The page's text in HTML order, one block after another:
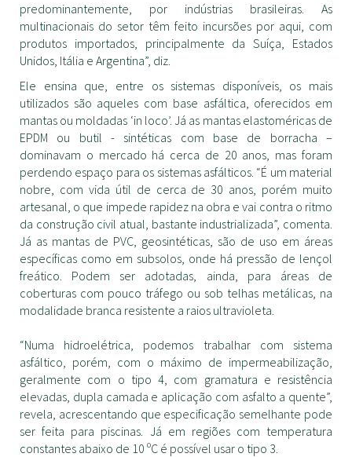
predominantemente, por indústrias brasileiras. As
multinacionais do setor têm feito incursões por aqui, com
produtos importados, principalmente da Suíça, Estados
Unidos, Itália e Argentina”, diz.
Ele ensina que, entre os sistemas disponíveis, os mais
utilizados são aqueles com base asfáltica, oferecidos em
mantas ou moldadas ‘in loco’. Já as mantas elastoméricas de
EPDM ou butil - sintéticas com base de borracha –
dominavam o mercado há cerca de 20 anos, mas foram
perdendo espaço para os sistemas asfálticos. “É um material
nobre, com vida útil de cerca de 30 anos, porém muito
artesanal, o que impede rapidez na obra e vai contra o ritmo
da construção civil atual, bastante industrializada”, comenta.
Já as mantas de PVC, geosintéticas, são de uso em áreas
específicas como em subsolos, onde há pressão de lençol
freático. Podem ser adotadas, ainda, para áreas de
coberturas com pouco tráfego ou sob telhas metálicas, na
modalidade branca resistente a raios ultravioleta.
“Numa hidroelétrica, podemos trabalhar com sistema
asfáltico, porém, com o máximo de impermeabilização,
geralmente com o tipo 4, com gramatura e resistência
elevadas, dupla camada e aplicação com asfalto a quente”,
revela, acrescentando que especificação semelhante pode
ser feita para piscinas. Já em regiões com temperatura
constantes abaixo de 10 ºC é possível usar o tipo 3.